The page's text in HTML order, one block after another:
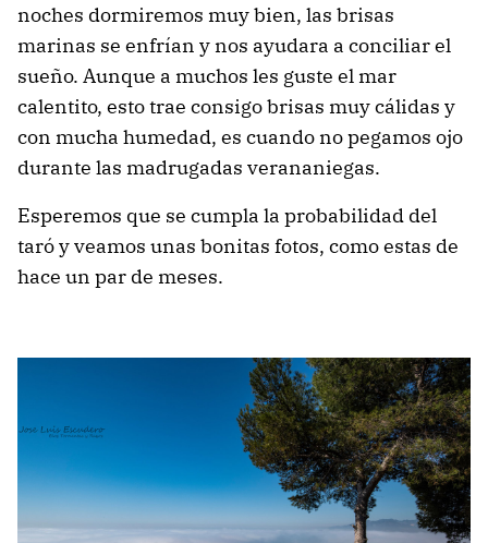
noches dormiremos muy bien, las brisas
marinas se enfrían y nos ayudara a conciliar el
sueño. Aunque a muchos les guste el mar
calentito, esto trae consigo brisas muy cálidas y
con mucha humedad, es cuando no pegamos ojo
durante las madrugadas verananiegas.
Esperemos que se cumpla la probabilidad del
taró y veamos unas bonitas fotos, como estas de
hace un par de meses.